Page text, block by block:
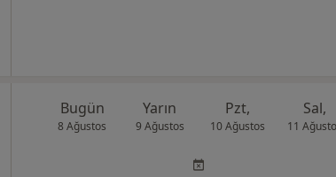
Bugün
8 Ağustos
Yarın
9 Ağustos
Pzt,
10 Ağustos
Sal,
11